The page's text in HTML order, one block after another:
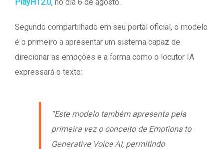
PlayHT2.0, no dia 6 de agosto.
Segundo compartilhado em seu portal oficial, o modelo
é o primeiro a apresentar um sistema capaz de
direcionar as emoções e a forma como o locutor IA
expressará o texto:
“Este modelo também apresenta pela
primeira vez o conceito de Emotions to
Generative Voice AI, permitindo